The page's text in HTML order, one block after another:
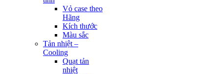
Vỏ case theo
Hãng
Kích thước
Màu sắc
Tản nhiệt –
Cooling
Quạt tản
nhiệt